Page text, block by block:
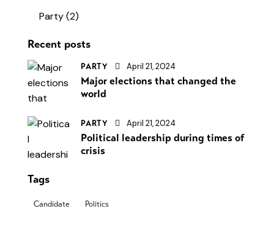
Party(2)
Recent posts
PARTY April 21, 2024
Major elections that changed the
world
PARTY April 21, 2024
Political leadership during times of
crisis
Tags
Candidate Politics